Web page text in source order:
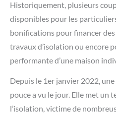
Historiquement, plusieurs
disponibles pour les
bonifications pour financer des
travaux d’isolation ou encore
performante d’une maison
Depuis le 1er janvier 2022,
pouce a vu le jour. Elle met un
l’isolation, victime de